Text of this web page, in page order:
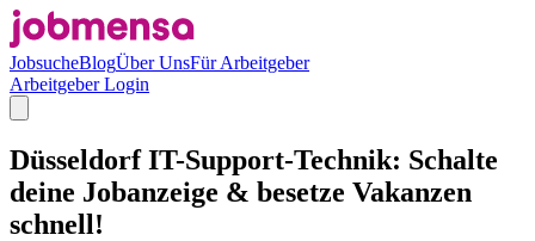
JobsucheBlogÜber UnsFür Arbeitgeber
Arbeitgeber Login
Düsseldorf IT-Support-Technik: Schalte
deine Jobanzeige & besetze Vakanzen
schnell!